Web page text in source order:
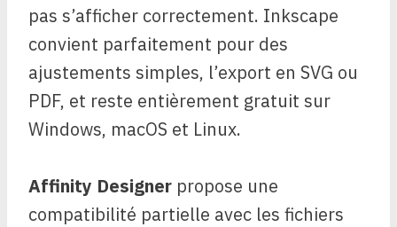
pas s’afficher correctement. Inkscape
convient parfaitement pour des
ajustements simples, l’export en SVG ou
PDF, et reste entièrement gratuit sur
Windows, macOS et Linux.
Affinity Designer propose une
compatibilité partielle avec les fichiers